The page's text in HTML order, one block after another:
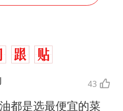
43
都是选最便宜的菜